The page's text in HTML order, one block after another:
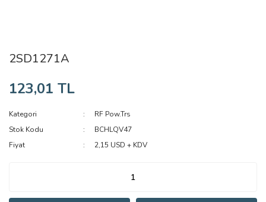
2SD1271A
123,01 TL
Kategori
RF Pow.Trs
Stok Kodu
BCHLQV47
Fiyat
2,15 USD + KDV